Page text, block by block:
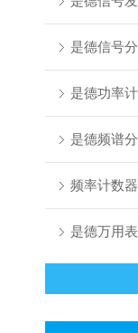
是德信号
是德功率计
是德频谱
频率计数器
是德万用表